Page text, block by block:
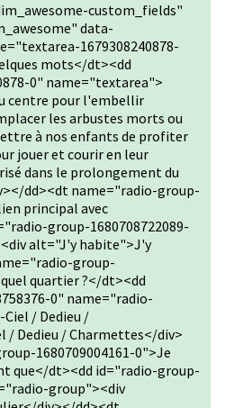
custom_fields"
data-
1679308240878-
mots</dt><dd
0" name="textarea">
centre pour l'embellir
les arbustes morts ou
à nos enfants de profiter
jouer et courir en leur
dans le prolongement du
dd><dt name="radio-group-
principal avec
group-1680708722089-
alt="J'y habite">J'y
group-
quartier ?</dt><dd
0" name="radio-
/ Dedieu /
Dedieu / Charmettes</div>
1680709004161-0">Je
que</dt><dd id="radio-group-
group"><div